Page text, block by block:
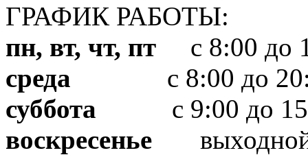
ГРАФИК РАБОТЫ:
пн, вт, чт, пт с 8:00 до
среда с 8:00 до
суббота с 9:00 до
воскресенье